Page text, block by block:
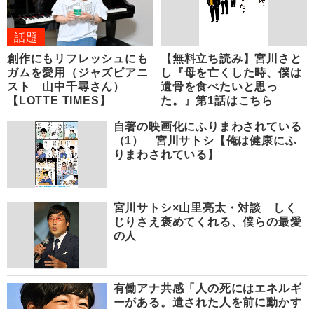
話題
創作にもリフレッシュにも
ガムを愛用（ジャズピアニ
スト 山中千尋さん）
【LOTTE TIMES】
【無料立ち読み】宮川さと
し『母を亡くした時、僕は
遺骨を食べたいと思っ
た。』第1話はこちら
自著の映画化にふりまわされている
（1） 宮川サトシ【俺は健康にふ
りまわされている】
宮川サトシ×山里亮太・対談 しく
じりさえ褒めてくれる、僕らの最愛
の人
有働アナ共感「人の死にはエネルギ
ーがある。遺された人を前に動かす